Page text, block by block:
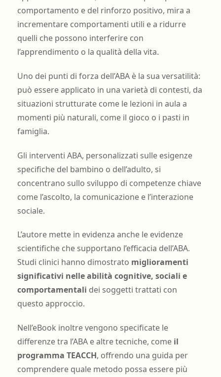
comportamento e del rinforzo positivo, mira a
incrementare comportamenti utili e a ridurre
quelli che possono interferire con
l’apprendimento o la qualità della vita.
Uno dei punti di forza dell’ABA è la sua versatilità:
può essere applicato in una varietà di contesti, da
situazioni strutturate come le lezioni in aula a
momenti più naturali, come il gioco o i pasti in
famiglia.
Gli interventi ABA, personalizzati sulle esigenze
specifiche del bambino o dell’adulto, si
concentrano sullo sviluppo di competenze chiave
come l’ascolto, la comunicazione e l’interazione
sociale.
L’autore mette in evidenza anche le evidenze
scientifiche che supportano l’efficacia dell’ABA.
Studi clinici hanno dimostrato miglioramenti
significativi nelle abilità cognitive, sociali e
comportamentali dei soggetti trattati con
questo approccio.
Nell’eBook inoltre vengono specificate le
differenze tra l’ABA e altre tecniche, come il
programma TEACCH, offrendo una guida per
comprendere quale metodo possa essere più